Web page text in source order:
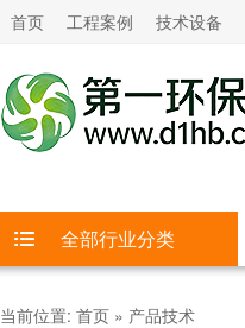
首页 工程案例 技术设备
全部行业分类
当前位置: 首页 » 产品技术